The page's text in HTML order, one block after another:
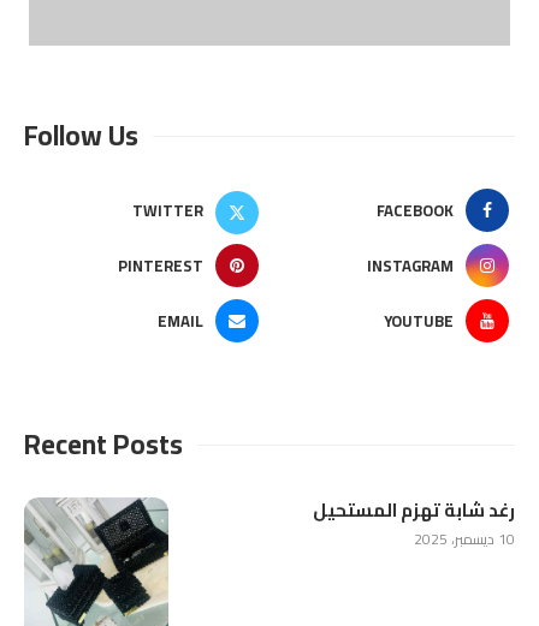
Follow Us
FACEBOOK
TWITTER
INSTAGRAM
PINTEREST
YOUTUBE
EMAIL
Recent Posts
رغد شابة تهزم المستحيل
10 ديسمبر، 2025